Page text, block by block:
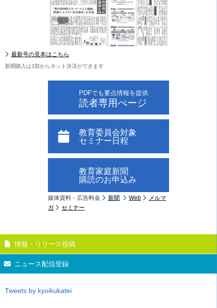
最新号の見本はこちら
新聞購入は1部からネット決済ができます
PDFでも要点情報を提供
読者専用ぺージ
教育委員会対象
セミナー日程
教育家庭新聞
購読のお申込み
媒体資料・広告料金 新聞 Web
メルマ
ガ
セミナー
情報・リリース投稿
ニュース配信登録
Tweets by kyoikukatei